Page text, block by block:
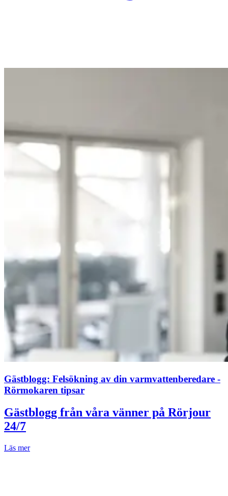
Gästblogg: Felsökning av din varmvattenberedare -
Rörmokaren tipsar
Gästblogg från våra vänner på Rörjour
24/7
Läs mer